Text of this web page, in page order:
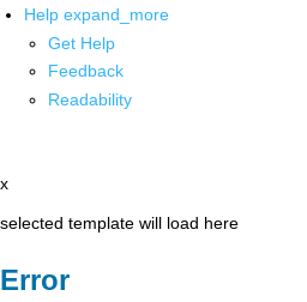
Help expand_more
Get Help
Feedback
Readability
x
selected template will load here
Error